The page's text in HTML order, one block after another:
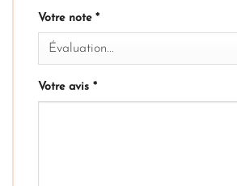
Votre note *
Votre avis *